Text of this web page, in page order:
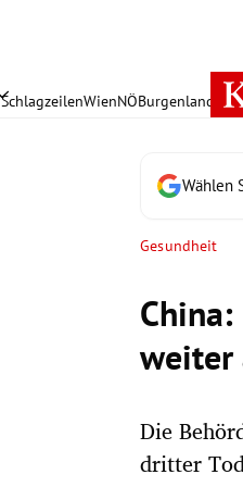
SchlagzeilenWienNÖBurgenland
Wählen
Gesundheit
weiter
Die
dritter